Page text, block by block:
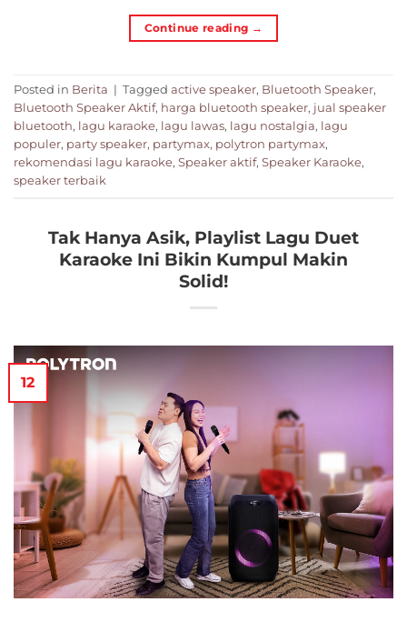
Continue reading →
Posted in Berita | Tagged active speaker, Bluetooth Speaker,
Bluetooth Speaker Aktif, harga bluetooth speaker, jual speaker
bluetooth, lagu karaoke, lagu lawas, lagu nostalgia, lagu
populer, party speaker, partymax, polytron partymax,
rekomendasi lagu karaoke, Speaker aktif, Speaker Karaoke,
speaker terbaik
Tak Hanya Asik, Playlist Lagu Duet
Karaoke Ini Bikin Kumpul Makin
Solid!
12